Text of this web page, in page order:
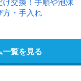
け交換！手順や泡沫
方・手入れ
一覧を見る